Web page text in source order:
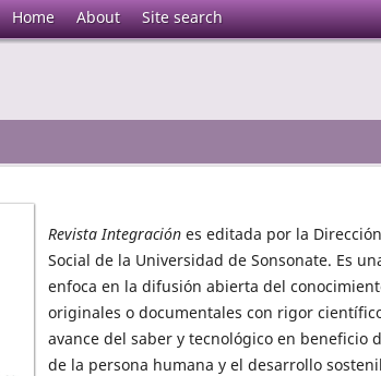
Home About Site search
Revista Integración es editada por la
Social de la Universidad de Sonsonate. Es
enfoca en la difusión abierta del
originales o documentales con rigor
avance del saber y tecnológico en beneficio
de la persona humana y el desarrollo